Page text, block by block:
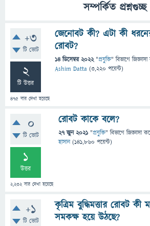
সম্পর্কিত প্রশ্নগুচ্ছ
+3
টি ভোট
2
টি উত্তর
475 বার দেখা হয়েছে
জেনোবট কী? এটা কী
রোবট?
14 ডিসেম্বর 2022 "প্রযুক্তি" বিভাগে জিজ্ঞাসা
Ashim Datta (3,220 পয়েন্ট)
0
টি ভোট
1
উত্তর
2,232বার দেখা হয়েছে
রোবট কাকে বলে?
27 জুন 2021 "প্রযুক্তি" বিভাগে জিজ্ঞাসা
হাসান (141,860 পয়েন্ট)
+1
টি ভোট
কৃত্রিম বুদ্ধিমত্তার রোবট কী
সমকক্ষ হয়ে উঠছে?